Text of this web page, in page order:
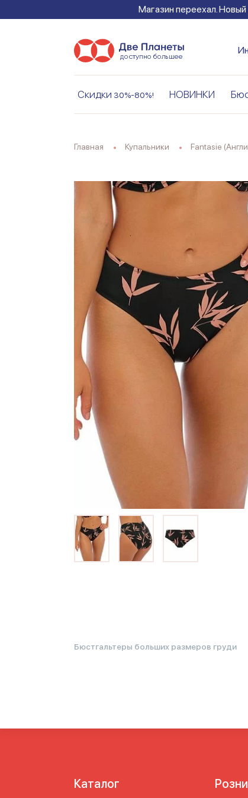
Магазин переехал.
Скидки 30%-80%! НОВИНКИ
Главная Купальники Fantasie
Бюстгальтеры больших размеров груди
Каталог